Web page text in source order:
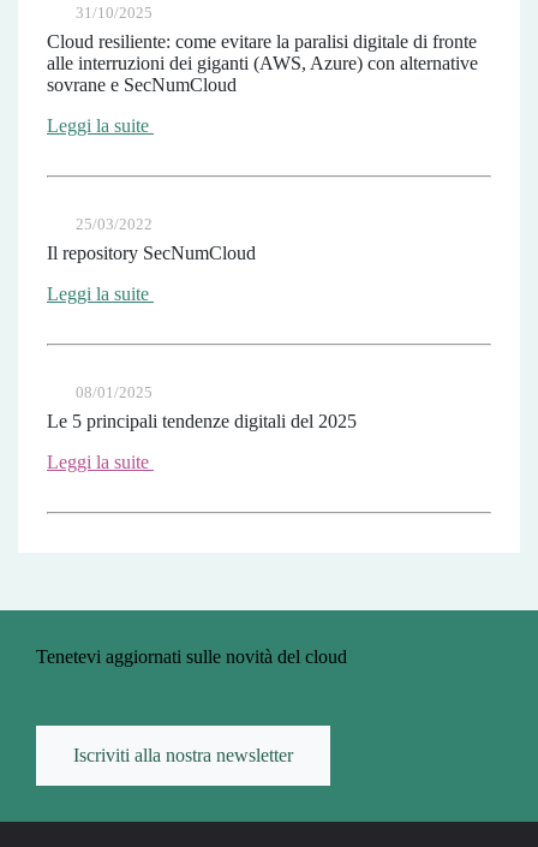
31/10/2025
Cloud resiliente: come evitare la paralisi digitale di fronte
alle interruzioni dei giganti (AWS, Azure) con alternative
sovrane e SecNumCloud
Leggi la suite
25/03/2022
Il repository SecNumCloud
Leggi la suite
08/01/2025
Le 5 principali tendenze digitali del 2025
Leggi la suite
Tenetevi aggiornati sulle novità del cloud
Iscriviti alla nostra newsletter